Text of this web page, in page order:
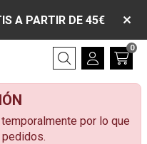
A PARTIR DE 45€
Buscar
0
por lo que